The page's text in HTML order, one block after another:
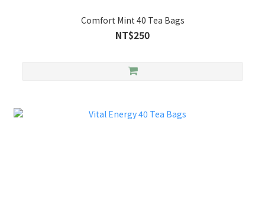
Comfort Mint 40 Tea Bags
NT$250